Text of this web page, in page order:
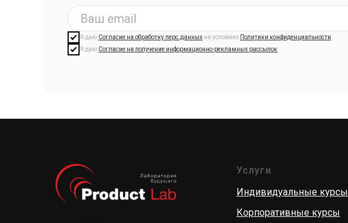
Я даю Согласие на обработку перс.данных на условиях Политики конфиденциальности
Я даю Согласие на получение информационно-рекламных рассылок
Услуги
Индивидуальные курсы
Корпоративные курсы